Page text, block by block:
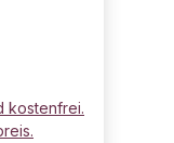
kostenfrei.